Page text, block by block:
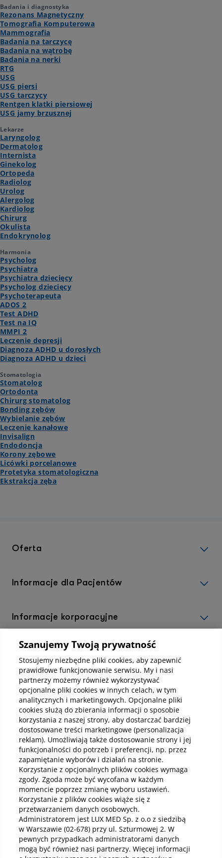
Badania i diagnostyka
Rezonans Magnetyczny
Tomografia Komputerowa
Mammografia
Badania na tarczycę
Badania na wątrobę
Badania na nerki
RTG
USG
USG piersi
USG tarczycy
Rentgen klatki piersiowej
USG jamy brzusznej
Lekarze
Laryngolog
Dermatolog
Internista
Ginekolog
Ortopeda
Radiolog
Urolog
Alergolog
Kardiolog
Chirurg
Okulista
Endokrynolog
Harmonia
Psycholog
Psychiatra
Psychiatra dziecięcy
Psycholog dziecięcy
Psychoterapeuta
ADOS 2
Test ADHD
Test na IQ
MMPI 2
Leczenie depresji
Diagnoza ADHD u dorosłych
Diagnoza ADHD u dzieci
Stomatologia
Stomatolog
Ortodonta
Chirurg stomatolog
Bonding zębów
Wybielanie zębów
Leczenie kanałowe
Invisalign
Endodoncja
Korony zębowe
Licówki porcelanowe
Protetyka stomatologiczna
Ekstrakcja zęba
Oferta
Informacje dla Pacjentów
Informacje korporacyjne
Kup abonamenty online
Kup online
Pobierz aplikację mobilną
Szanujemy Twoją prywatność
Stosujemy niezbędne pliki cookies, aby zapewnić
prawidłowe funkcjonowanie serwisu. My i nasi
partnerzy możemy również wykorzystywać
opcjonalne pliki cookies w innych celach, w tym
analitycznych i marketingowych. Opcjonalne pliki
cookies służą do zbierania informacji o sposobie
korzystania z naszej strony, aby dostarczać bardziej
dostosowane treści marketingowe (personalizacja
reklam). Umożliwiają także dostosowanie strony i jej
funkcjonalności do potrzeb i preferencji, np. przez
zapamiętanie wyborów i działań na stronie.
Korzystanie z opcjonalnych plików cookies wymaga
zgody. Zgoda może być wycofana w każdym
momencie poprzez zmianę wyboru ustawień.
Korzystanie z plików cookies wiąże się z
przetwarzaniem danych osobowych.
Administratorem jest LUX MED Sp. z o.o z siedzibą
w Warszawie (02-678) przy ul. Szturmowej 2. W
pewnych przypadkach administratorami danych
mogą być również nasi partnerzy. Więcej informacji